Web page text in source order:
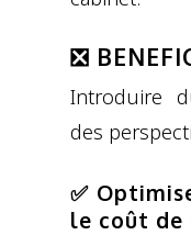
❎
Introduire
des
✅
le coût de